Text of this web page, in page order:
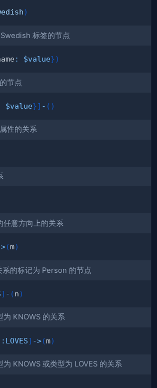
)
标签的节点
: $value})
节点
$value}] - ( )
性的关系
任意方向上的关系
(m)
的标记为 Person 的节点
] - (n)
为 KNOWS 的关系
: LOVES] ->(m)
KNOWS 或类型为 LOVES 的关系